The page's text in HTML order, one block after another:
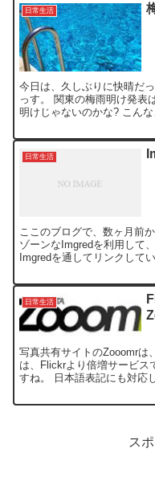
日常生活
今日は、久しぶりに快晴だ
っす。 関東の梅雨明け発表
明けじゃないのかな? こん
日常生活
ここのブログで、数ヶ月前
ゾーンなImgredを利用して
Imgredを通してリンクして
日常生活
写真共有サイトのZooomrは
は、Flickrより倍増サービス
すね。 日本語表記にも対応
ス